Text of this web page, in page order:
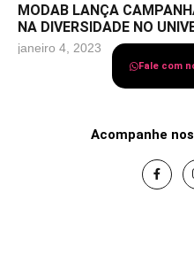
MODAB LANÇA
NA DIVERSIDADE NO
janeiro 4, 2023
Fale com
Acompanhe